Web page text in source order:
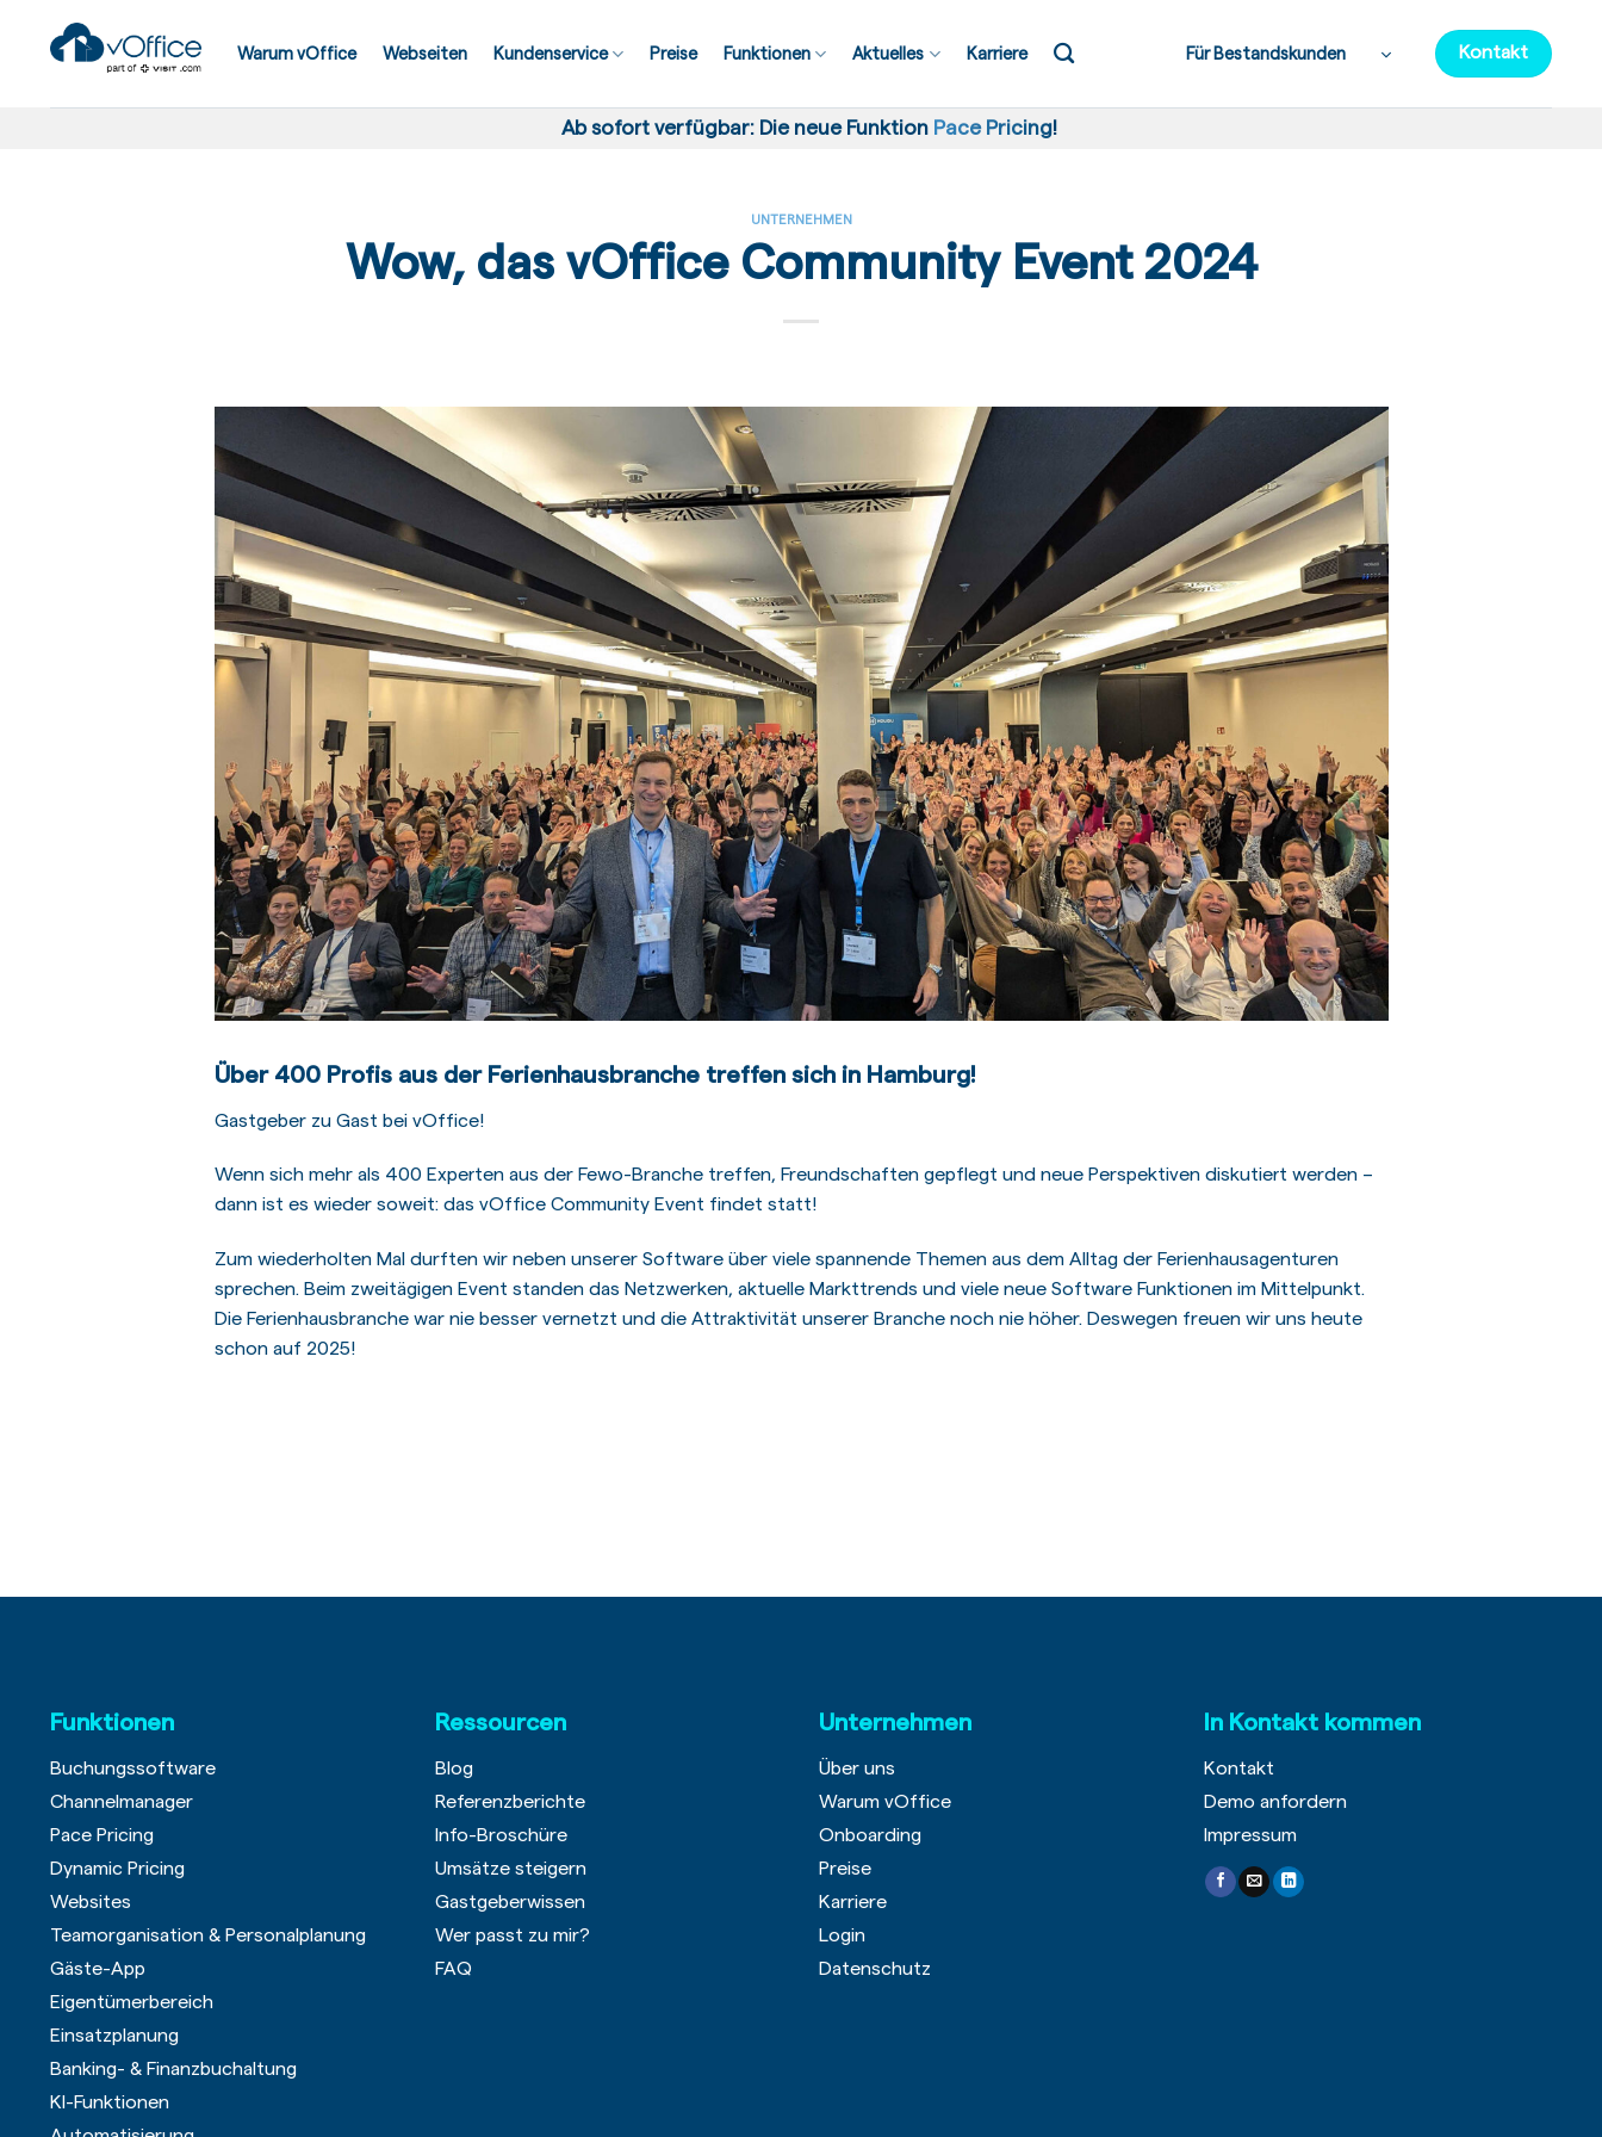
Warum vOffice Webseiten Kundenservice Preise Funktionen Aktuelles Karriere Für Bestandskunden Kontakt
Ab sofort verfügbar: Die neue Funktion Pace Pricing!
UNTERNEHMEN
Wow, das vOffice Community Event 2024
Über 400 Profis aus der Ferienhausbranche treffen sich in Hamburg!
Gastgeber zu Gast bei vOffice!
Wenn sich mehr als 400 Experten aus der Fewo-Branche treffen, Freundschaften gepflegt und neue Perspektiven diskutiert werden –
dann ist es wieder soweit: das vOffice Community Event findet statt!
Zum wiederholten Mal durften wir neben unserer Software über viele spannende Themen aus dem Alltag der Ferienhausagenturen
sprechen. Beim zweitägigen Event standen das Netzwerken, aktuelle Markttrends und viele neue Software Funktionen im Mittelpunkt.
Die Ferienhausbranche war nie besser vernetzt und die Attraktivität unserer Branche noch nie höher. Deswegen freuen wir uns heute
schon auf 2025!
Funktionen
Buchungssoftware
Channelmanager
Pace Pricing
Dynamic Pricing
Websites
Teamorganisation & Personalplanung
Gäste-App
Eigentümerbereich
Einsatzplanung
Banking- & Finanzbuchaltung
KI-Funktionen
Ressourcen
Blog
Referenzberichte
Info-Broschüre
Umsätze steigern
Gastgeberwissen
Wer passt zu mir?
FAQ
Unternehmen
Über uns
Warum vOffice
Onboarding
Preise
Karriere
Login
Datenschutz
In Kontakt kommen
Kontakt
Demo anfordern
Impressum